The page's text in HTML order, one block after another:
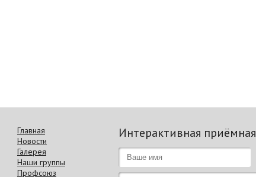
Главная
Новости
Галерея
Наши группы
Профсоюз
Интерактивная приёмная